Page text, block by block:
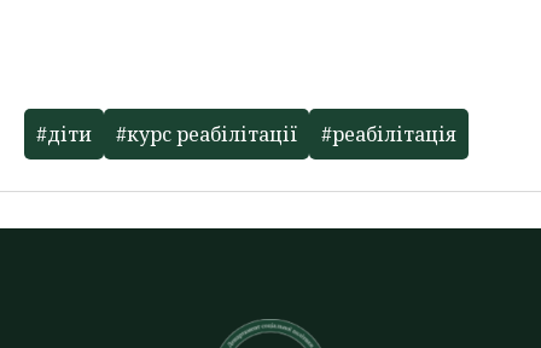
#діти #курс реабілітації #реабілітація